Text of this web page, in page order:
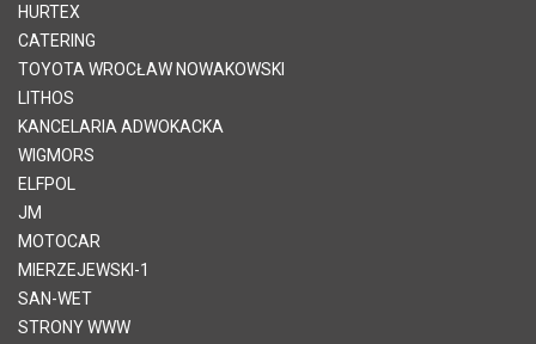
HURTEX
CATERING
TOYOTA WROCŁAW NOWAKOWSKI
LITHOS
KANCELARIA ADWOKACKA
WIGMORS
ELFPOL
JM
MOTOCAR
MIERZEJEWSKI-1
SAN-WET
STRONY WWW